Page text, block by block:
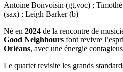
Antoine Bonvoisin (gt,voc) ;
(sax) ; Leigh Barker (b)
Né en 2024 de la rencontre de
Good Neighbours font revivre
Orléans, avec une énergie
Le quartet revisite les grands